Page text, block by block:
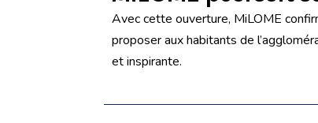
Avec cette ouverture, MiLOME
proposer aux habitants de
et inspirante.